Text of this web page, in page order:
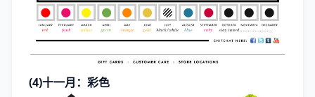
(4)十一月：彩色